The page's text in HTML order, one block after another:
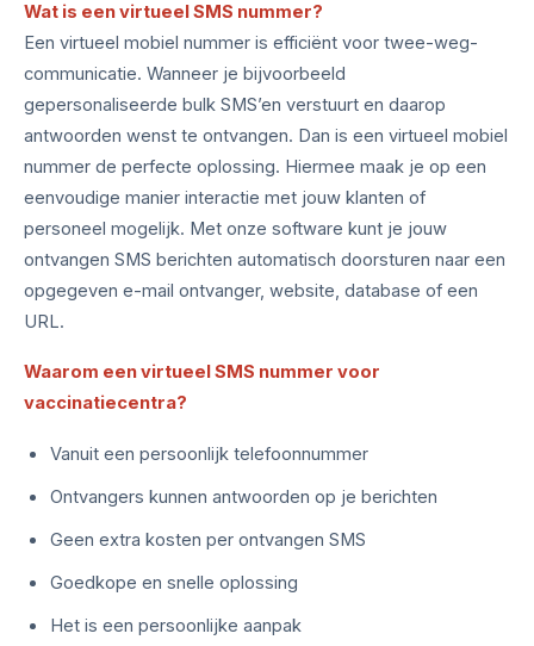
Wat is een virtueel SMS nummer?
Een virtueel mobiel nummer is efficiënt voor twee-weg-
communicatie. Wanneer je bijvoorbeeld
gepersonaliseerde bulk SMS’en verstuurt en daarop
antwoorden wenst te ontvangen. Dan is een virtueel mobiel
nummer de perfecte oplossing. Hiermee maak je op een
eenvoudige manier interactie met jouw klanten of
personeel mogelijk. Met onze software kunt je jouw
ontvangen SMS berichten automatisch doorsturen naar een
opgegeven e-mail ontvanger, website, database of een
URL.
Waarom een virtueel SMS nummer voor
vaccinatiecentra?
Vanuit een persoonlijk telefoonnummer
Ontvangers kunnen antwoorden op je berichten
Geen extra kosten per ontvangen SMS
Goedkope en snelle oplossing
Het is een persoonlijke aanpak